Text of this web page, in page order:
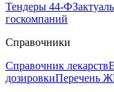
Тендеры 44-ФЗ
госкомпаний
Справочники
Справочник лекарств
дозировкиПеречень